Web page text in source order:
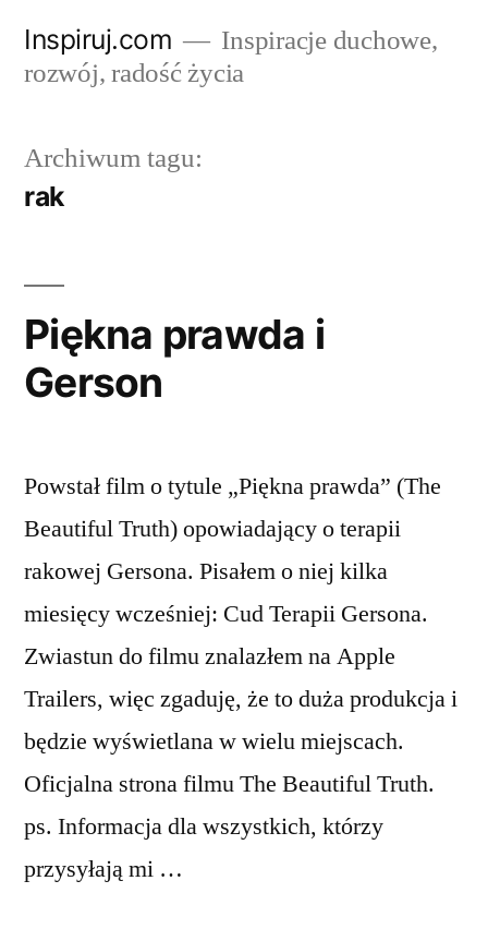
Inspiruj.com
Inspiracje duchowe,
rozwój, radość życia
Archiwum tagu:
rak
Piękna prawda i
Gerson
Powstał film o tytule „Piękna prawda” (The
Beautiful Truth) opowiadający o terapii
rakowej Gersona. Pisałem o niej kilka
miesięcy wcześniej: Cud Terapii Gersona.
Zwiastun do filmu znalazłem na Apple
Trailers, więc zgaduję, że to duża produkcja i
będzie wyświetlana w wielu miejscach.
Oficjalna strona filmu The Beautiful Truth.
ps. Informacja dla wszystkich, którzy
przysyłają mi …